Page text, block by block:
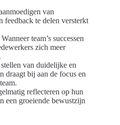
van
feedback te delen versterkt
Wanneer team’s successen
zich meer
van duidelijke en
draagt bij aan de focus en
reflecteren op hun
een groeiende bewustzijn